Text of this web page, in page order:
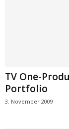
TV One-
Portfolio
3. November 2009